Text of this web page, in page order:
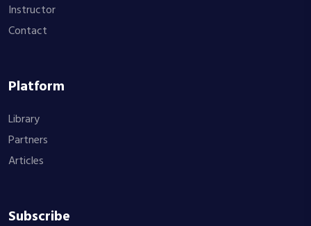
Instructor
Contact
Platform
Library
Partners
Articles
Subscribe